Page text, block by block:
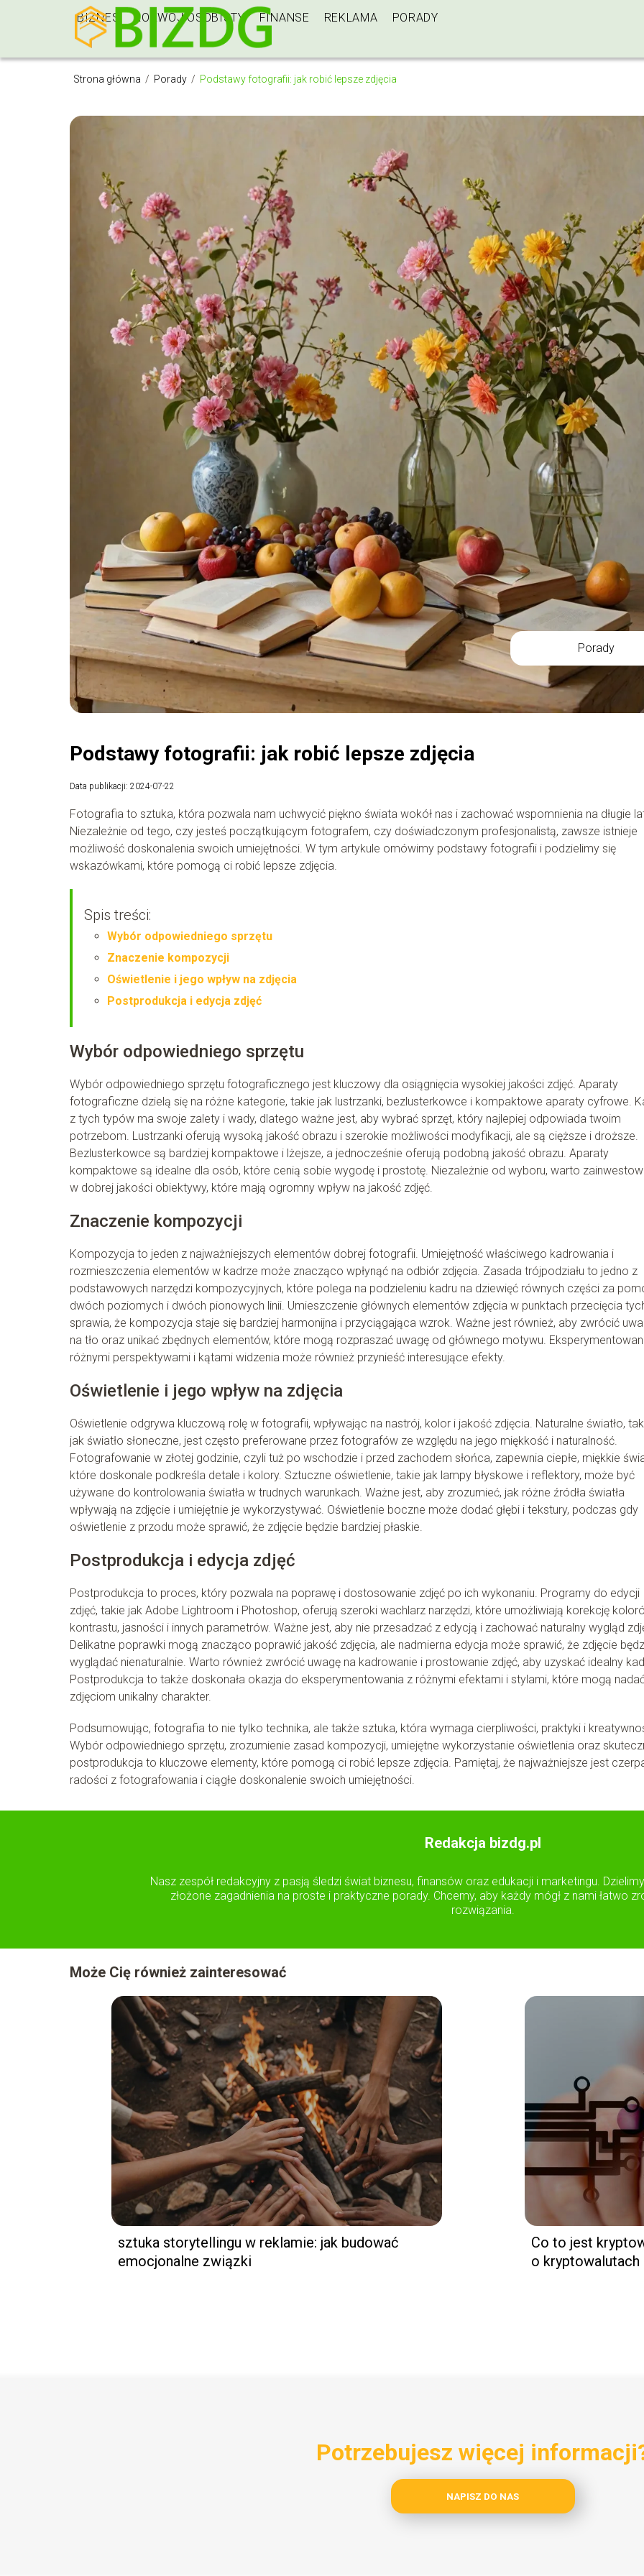
BIZNES ROZWÓJ OSOBISTY FINANSE REKLAMA PORADY
Strona główna / Porady / Podstawy fotografii: jak robić lepsze zdjęcia
Porady
Podstawy fotografii: jak robić lepsze zdjęcia
Data publikacji: 2024-07-22
Fotografia to sztuka, która pozwala nam uchwycić piękno świata wokół nas i zachować wspomnienia na długie
Niezależnie od tego, czy jesteś początkującym fotografem, czy doświadczonym profesjonalistą, zawsze istnieje
możliwość doskonalenia swoich umiejętności. W tym artykule omówimy podstawy fotografii i podzielimy się
wskazówkami, które pomogą ci robić lepsze zdjęcia.
Spis treści:
Wybór odpowiedniego sprzętu
Znaczenie kompozycji
Oświetlenie i jego wpływ na zdjęcia
Postprodukcja i edycja zdjęć
Wybór odpowiedniego sprzętu
Wybór odpowiedniego sprzętu fotograficznego jest kluczowy dla osiągnięcia wysokiej jakości zdjęć. Aparaty
fotograficzne dzielą się na różne kategorie, takie jak lustrzanki, bezlusterkowce i kompaktowe aparaty cyfrowe.
z tych typów ma swoje zalety i wady, dlatego ważne jest, aby wybrać sprzęt, który najlepiej odpowiada twoim
potrzebom. Lustrzanki oferują wysoką jakość obrazu i szerokie możliwości modyfikacji, ale są cięższe i droższe.
Bezlusterkowce są bardziej kompaktowe i lżejsze, a jednocześnie oferują podobną jakość obrazu. Aparaty
kompaktowe są idealne dla osób, które cenią sobie wygodę i prostotę. Niezależnie od wyboru, warto
w dobrej jakości obiektywy, które mają ogromny wpływ na jakość zdjęć.
Znaczenie kompozycji
Kompozycja to jeden z najważniejszych elementów dobrej fotografii. Umiejętność właściwego kadrowania i
rozmieszczenia elementów w kadrze może znacząco wpłynąć na odbiór zdjęcia. Zasada trójpodziału to jedno z
podstawowych narzędzi kompozycyjnych, które polega na podzieleniu kadru na dziewięć równych części za
dwóch poziomych i dwóch pionowych linii. Umieszczenie głównych elementów zdjęcia w punktach przecięcia
sprawia, że kompozycja staje się bardziej harmonijna i przyciągająca wzrok. Ważne jest również, aby zwrócić
na tło oraz unikać zbędnych elementów, które mogą rozpraszać uwagę od głównego motywu.
różnymi perspektywami i kątami widzenia może również przynieść interesujące efekty.
Oświetlenie i jego wpływ na zdjęcia
Oświetlenie odgrywa kluczową rolę w fotografii, wpływając na nastrój, kolor i jakość zdjęcia. Naturalne światło,
jak światło słoneczne, jest często preferowane przez fotografów ze względu na jego miękkość i naturalność.
Fotografowanie w złotej godzinie, czyli tuż po wschodzie i przed zachodem słońca, zapewnia ciepłe, miękkie
które doskonale podkreśla detale i kolory. Sztuczne oświetlenie, takie jak lampy błyskowe i reflektory, może być
używane do kontrolowania światła w trudnych warunkach. Ważne jest, aby zrozumieć, jak różne źródła światła
wpływają na zdjęcie i umiejętnie je wykorzystywać. Oświetlenie boczne może dodać głębi i tekstury, podczas gdy
oświetlenie z przodu może sprawić, że zdjęcie będzie bardziej płaskie.
Postprodukcja i edycja zdjęć
Postprodukcja to proces, który pozwala na poprawę i dostosowanie zdjęć po ich wykonaniu. Programy do edycji
zdjęć, takie jak Adobe Lightroom i Photoshop, oferują szeroki wachlarz narzędzi, które umożliwiają korekcję
kontrastu, jasności i innych parametrów. Ważne jest, aby nie przesadzać z edycją i zachować naturalny wygląd
Delikatne poprawki mogą znacząco poprawić jakość zdjęcia, ale nadmierna edycja może sprawić, że zdjęcie
wyglądać nienaturalnie. Warto również zwrócić uwagę na kadrowanie i prostowanie zdjęć, aby uzyskać idealny
Postprodukcja to także doskonała okazja do eksperymentowania z różnymi efektami i stylami, które mogą
zdjęciom unikalny charakter.
Podsumowując, fotografia to nie tylko technika, ale także sztuka, która wymaga cierpliwości, praktyki i
Wybór odpowiedniego sprzętu, zrozumienie zasad kompozycji, umiejętne wykorzystanie oświetlenia oraz
postprodukcja to kluczowe elementy, które pomogą ci robić lepsze zdjęcia. Pamiętaj, że najważniejsze jest
radości z fotografowania i ciągłe doskonalenie swoich umiejętności.
Redakcja bizdg.pl
Nasz zespół redakcyjny z pasją śledzi świat biznesu, finansów oraz edukacji i marketingu.
złożone zagadnienia na proste i praktyczne porady. Chcemy, aby każdy mógł z nami łatwo
rozwiązania.
Może Cię również zainteresować
sztuka storytellingu w reklamie: jak budować
emocjonalne związki
Co to jest
o kryptowalutach
Potrzebujesz więcej
NAPISZ DO NAS